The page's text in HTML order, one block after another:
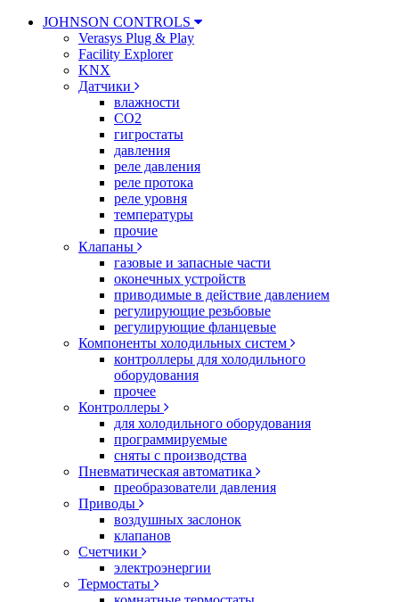
JOHNSON CONTROLS
Verasys Plug & Play
Facility Explorer
KNX
Датчики
влажности
CO2
гигростаты
давления
реле давления
реле протока
реле уровня
температуры
прочие
Клапаны
газовые и запасные части
оконечных устройств
приводимые в действие давлением
регулирующие резьбовые
регулирующие фланцевые
Компоненты холодильных систем
контроллеры для холодильного
оборудования
прочее
Контроллеры
для холодильного оборудования
программируемые
сняты с производства
Пневматическая автоматика
преобразователи давления
Приводы
воздушных заслонок
клапанов
Счетчики
электроэнергии
Термостаты